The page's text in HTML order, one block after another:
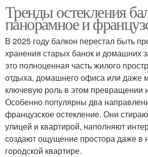
Тренды остекления
панорамное и
В 2025 году балкон перестал быть
хранения старых банок и домашних
это полноценная часть жилого
отдыха, домашнего офиса или даже
ключевую роль в этом превращении
Особенно популярны два
французское остекление. Они
улицей и квартирой, наполняют
создают ощущение простора даже в
городской квартире.